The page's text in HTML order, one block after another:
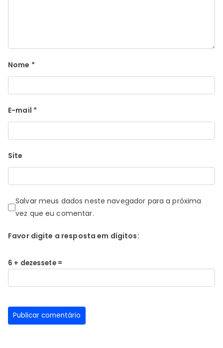
Nome *
E-mail *
Site
Salvar meus dados neste navegador para a próxima
vez que eu comentar.
Favor digite a resposta em dígitos:
6 + dezessete =